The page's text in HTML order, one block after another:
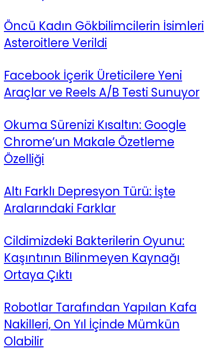
Öncü Kadın Gökbilimcilerin İsimleri
Asteroitlere Verildi
Facebook İçerik Üreticilere Yeni
Araçlar ve Reels A/B Testi Sunuyor
Okuma Sürenizi Kısaltın: Google
Chrome’un Makale Özetleme
Özelliği
Altı Farklı Depresyon Türü: İşte
Aralarındaki Farklar
Cildimizdeki Bakterilerin Oyunu:
Kaşıntının Bilinmeyen Kaynağı
Ortaya Çıktı
Robotlar Tarafından Yapılan Kafa
Nakilleri, On Yıl İçinde Mümkün
Olabilir